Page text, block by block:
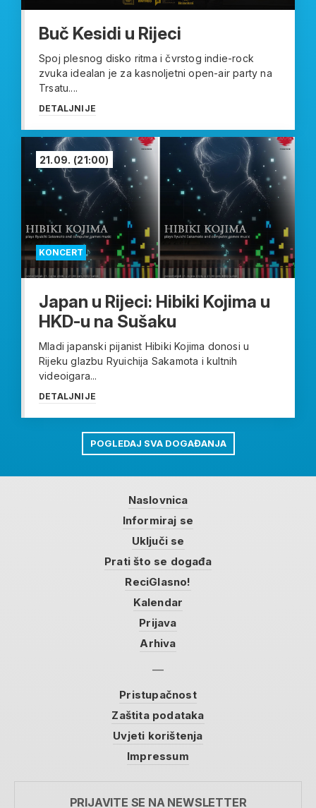
Buč Kesidi u Rijeci
Spoj plesnog disko ritma i čvrstog indie-rock
zvuka idealan je za kasnoljetni open-air party na
Trsatu....
DETALJNIJE
KONCERT
21.09. (21:00)
Japan u Rijeci: Hibiki Kojima u
HKD-u na Sušaku
Mladi japanski pijanist Hibiki Kojima donosi u
Rijeku glazbu Ryuichija Sakamota i kultnih
videoigara...
DETALJNIJE
POGLEDAJ SVA DOGAĐANJA
Naslovnica
Informiraj se
Uključi se
Prati što se događa
ReciGlasno!
Kalendar
Prijava
Arhiva
Pristupačnost
Zaštita podataka
Uvjeti korištenja
Impressum
PRIJAVITE SE NA NEWSLETTER